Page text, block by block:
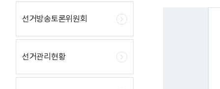
선거방송토론위원회
선거관리현황